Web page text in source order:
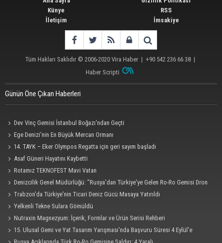
Künye
İletişim
RSS
İmsakiye
Tüm Hakları Saklıdır © 2006-2020 Vira Haber | +90 542 236 66 38 |
Haber Scripti
Günün Öne Çıkan Haberleri
Dev Vinç Gemisi İstanbul Boğazı'ndan Geçti
Ege Denizi’nin En Büyük Mercan Ormanı
14. TAYK – Eker Olympos Regatta için geri sayım başladı
Asaf Güneri Hayatını Kaybetti
Rotamız TEKNOFEST Mavi Vatan
Denizcilik Genel Müdürlüğü: "Rusya'dan Türkiye'ye Gelen Ro-Ro Gemisi Dron
Saldırısına Uğradı"
Trabzon'da Türkiye'nin Ticari Deniz Gücü Masaya Yatırıldı
Yelkenli Tekne Sulara Gömüldü
Nutraxin Magnezyum: İçerik, Formlar ve Ürün Serisi Rehberi
15. Ulusal Gemi ve Yat Tasarım Yarışması'nda Başvuru Süresi 4 Eylül'e